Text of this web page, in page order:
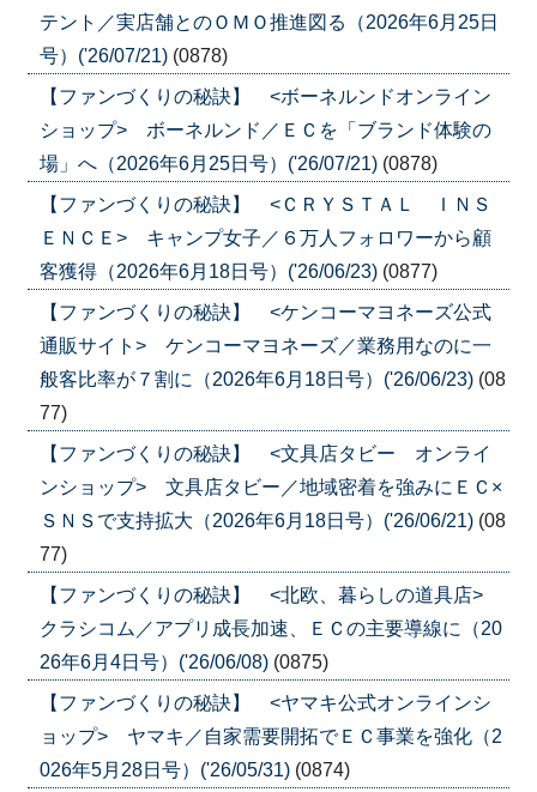
テント／実店舗とのＯＭＯ推進図る（2026年6月25日
号）('26/07/21) (0878)
【ファンづくりの秘訣】 <ボーネルンドオンライン
ショップ> ボーネルンド／ＥＣを「ブランド体験の
場」へ（2026年6月25日号）('26/07/21) (0878)
【ファンづくりの秘訣】 <ＣＲＹＳＴＡＬ ＩＮＳ
ＥＮＣＥ> キャンプ女子／６万人フォロワーから顧
客獲得（2026年6月18日号）('26/06/23) (0877)
【ファンづくりの秘訣】 <ケンコーマヨネーズ公式
通販サイト> ケンコーマヨネーズ／業務用なのに一
般客比率が７割に（2026年6月18日号）('26/06/23) (08
77)
【ファンづくりの秘訣】 <文具店タビー オンライ
ンショップ> 文具店タビー／地域密着を強みにＥＣ×
ＳＮＳで支持拡大（2026年6月18日号）('26/06/21) (08
77)
【ファンづくりの秘訣】 <北欧、暮らしの道具店>
クラシコム／アプリ成長加速、ＥＣの主要導線に（20
26年6月4日号）('26/06/08) (0875)
【ファンづくりの秘訣】 <ヤマキ公式オンラインシ
ョップ> ヤマキ／自家需要開拓でＥＣ事業を強化（2
026年5月28日号）('26/05/31) (0874)